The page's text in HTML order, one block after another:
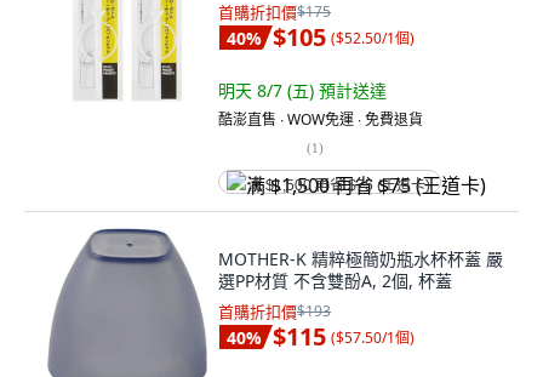
首購折扣價$175
40% $105 ($52.50/1個)
明天 8/7 (五) 預計送達
酷澎直售 ∙ WOW免運 ∙ 免費退貨
(1)
满 $1,500 再省 $75 (王道卡)
MOTHER-K 精粹極簡奶瓶水杯杯蓋 嚴
選PP材質 不含雙酚A, 2個, 杯蓋
首購折扣價$193
40% $115 ($57.50/1個)